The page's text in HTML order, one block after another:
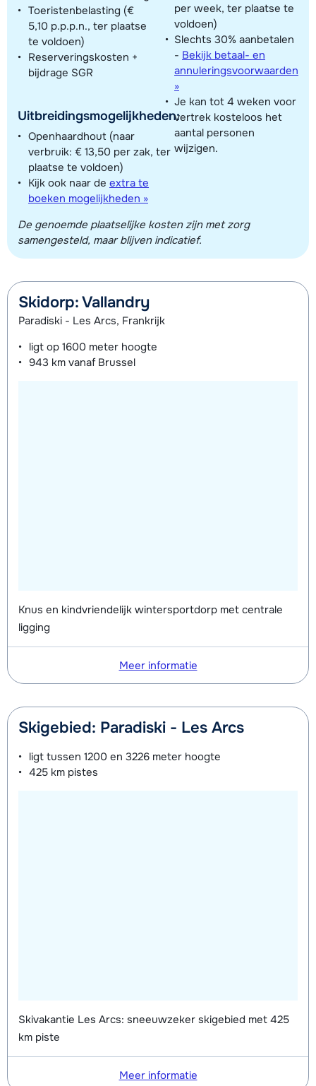
Toeristenbelasting (€
5,10 p.p.p.n., ter plaatse
te voldoen)
Reserveringskosten +
bijdrage SGR
Uitbreidingsmogelijkheden:
Openhaardhout (naar
verbruik: € 13,50 per zak, ter
plaatse te voldoen)
Kijk ook naar de extra te
boeken mogelijkheden »
per week, ter plaatse te
voldoen)
Slechts 30% aanbetalen
- Bekijk betaal- en
annuleringsvoorwaarden
»
Je kan tot 4 weken voor
vertrek kosteloos het
aantal personen
wijzigen.
De genoemde plaatselijke kosten zijn met zorg
samengesteld, maar blijven indicatief.
Skidorp: Vallandry
Paradiski - Les Arcs, Frankrijk
ligt op 1600 meter hoogte
943 km vanaf Brussel
Knus en kindvriendelijk wintersportdorp met centrale
ligging
Meer informatie
Skigebied: Paradiski - Les Arcs
ligt tussen 1200 en 3226 meter hoogte
425 km pistes
Skivakantie Les Arcs: sneeuwzeker skigebied met 425
km piste
Meer informatie